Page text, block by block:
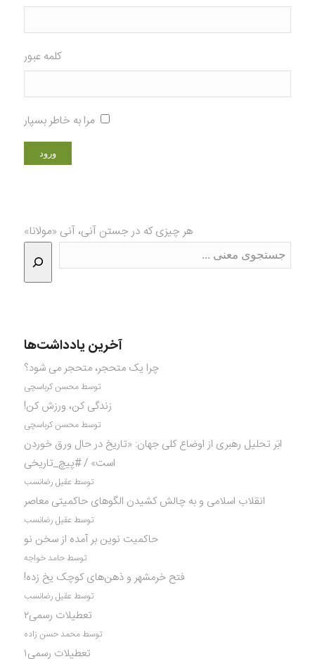
کلمه عبور
مرا به خاطر بسپار
هر چیزی که در جستن آنی، آنی «مولانا»
آخرین یادداشت‌ها
چرا یک متحجر، متحجر می شود؟
توسط محسن کرباسچی
زندگی کن، ورزش کن!
توسط محسن کرباسچی
ابَر تحلیل رهبری از اوضاع کلی جهان: «تاریخ در حال ورق خوردن
است» / #پیچ_تاریخی
توسط عقیل رضانسب
انقلاب اسلامی و به چالش کشیدن الگوهای حاکمیتی معاصر
توسط عقیل رضانسب
حاکمیت نوین بر آمده از سخن نو
توسط حامد خواجه
فتح خرمشهر و ذهن‌های کوچک یخ زده!
توسط عقیل رضانسب
تعطیلات رسمی۲
توسط محمد حسن زاده
تعطیلات رسمی۱